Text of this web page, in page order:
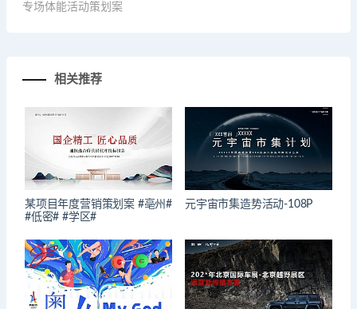
专场体能活动策划案
相关推荐
某项目年度营销策划案 #亳州#
#低密# #学区#
元宇宙市集造势活动-108P